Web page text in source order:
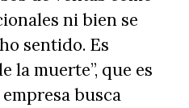
ni bien se
sentido. Es
la muerte”, que es
busca